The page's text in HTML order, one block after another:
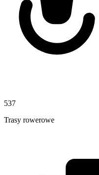
537
Trasy rowerowe